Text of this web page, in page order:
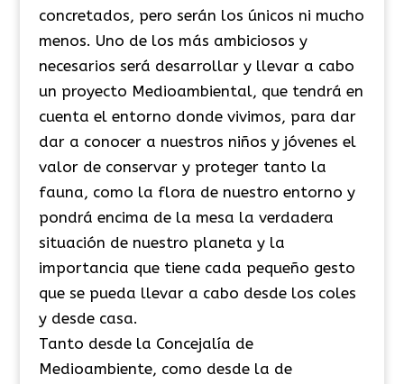
concretados, pero serán los únicos ni mucho
menos. Uno de los más ambiciosos y
necesarios será desarrollar y llevar a cabo
un proyecto Medioambiental, que tendrá en
cuenta el entorno donde vivimos, para dar
dar a conocer a nuestros niños y jóvenes el
valor de conservar y proteger tanto la
fauna, como la flora de nuestro entorno y
pondrá encima de la mesa la verdadera
situación de nuestro planeta y la
importancia que tiene cada pequeño gesto
que se pueda llevar a cabo desde los coles
y desde casa.
Tanto desde la Concejalía de
Medioambiente, como desde la de